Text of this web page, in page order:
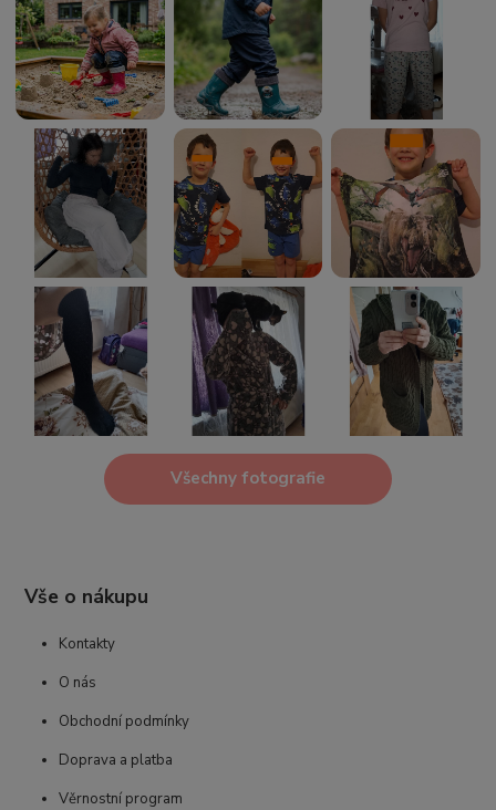
Všechny fotografie
Vše o nákupu
Kontakty
O nás
Obchodní podmínky
Doprava a platba
Věrnostní program